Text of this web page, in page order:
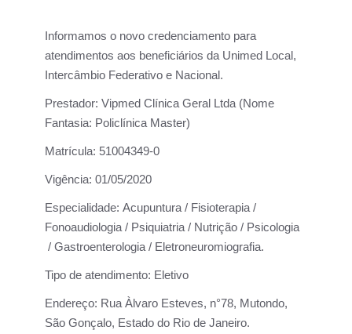
Informamos o novo credenciamento para
atendimentos aos beneficiários da Unimed Local,
Intercâmbio Federativo e Nacional.
Prestador: Vipmed Clínica Geral Ltda (Nome
Fantasia: Policlínica Master)
Matrícula: 51004349-0
Vigência: 01/05/2020
Especialidade: Acupuntura / Fisioterapia /
Fonoaudiologia / Psiquiatria / Nutrição / Psicologia
/ Gastroenterologia / Eletroneuromiografia.
Tipo de atendimento: Eletivo
Endereço: Rua Àlvaro Esteves, n°78, Mutondo,
São Gonçalo, Estado do Rio de Janeiro.